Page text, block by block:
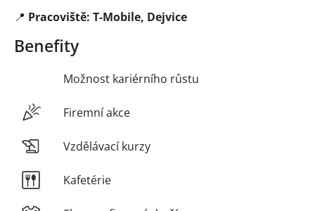
📍 Pracoviště: T-Mobile, Dejvice
Benefity
Možnost kariérního růstu
Firemní akce
Vzdělávací kurzy
Kafetérie